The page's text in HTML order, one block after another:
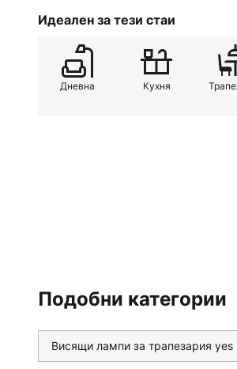
Идеален за тези стаи
Дневна Кухня
Подобни категории
Висящи лампи за трапезария yes